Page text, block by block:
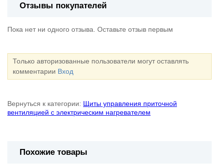
Отзывы покупателей
Пока нет ни одного отзыва. Оставьте отзыв первым
Только авторизованные пользователи могут оставлять
комментарии Вход
Вернуться к категории: Щиты управления приточной
вентиляцией с электрическим нагревателем
Похожие товары